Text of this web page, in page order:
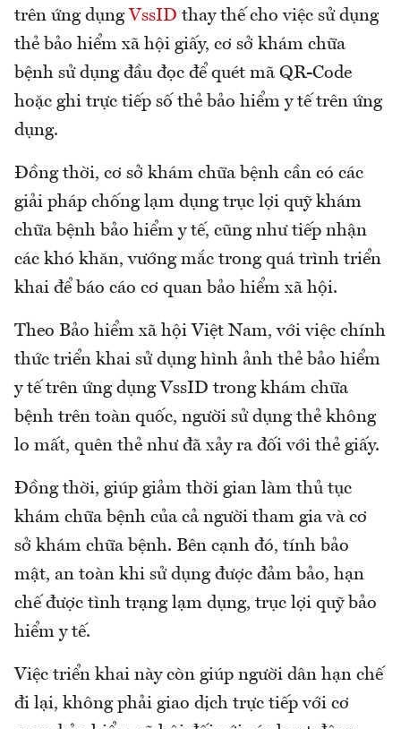
trên ứng dụng VssID thay thế cho việc sử dụng
thẻ bảo hiểm xã hội giấy, cơ sở khám chữa
bệnh sử dụng đầu đọc để quét mã QR-Code
hoặc ghi trực tiếp số thẻ bảo hiểm y tế trên ứng
dụng.
Đồng thời, cơ sở khám chữa bệnh cần có các
giải pháp chống lạm dụng trục lợi quỹ khám
chữa bệnh bảo hiểm y tế, cũng như tiếp nhận
các khó khăn, vướng mắc trong quá trình triển
khai để báo cáo cơ quan bảo hiểm xã hội.
Theo Bảo hiểm xã hội Việt Nam, với việc chính
thức triển khai sử dụng hình ảnh thẻ bảo hiểm
y tế trên ứng dụng VssID trong khám chữa
bệnh trên toàn quốc, người sử dụng thẻ không
lo mất, quên thẻ như đã xảy ra đối với thẻ giấy.
Đồng thời, giúp giảm thời gian làm thủ tục
khám chữa bệnh của cả người tham gia và cơ
sở khám chữa bệnh. Bên cạnh đó, tính bảo
mật, an toàn khi sử dụng được đảm bảo, hạn
chế được tình trạng lạm dụng, trục lợi quỹ bảo
hiểm y tế.
Việc triển khai này còn giúp người dân hạn chế
đi lại, không phải giao dịch trực tiếp với cơ